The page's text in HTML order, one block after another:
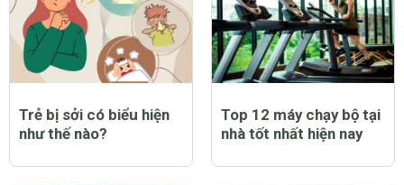
nhất hiện nay
nay